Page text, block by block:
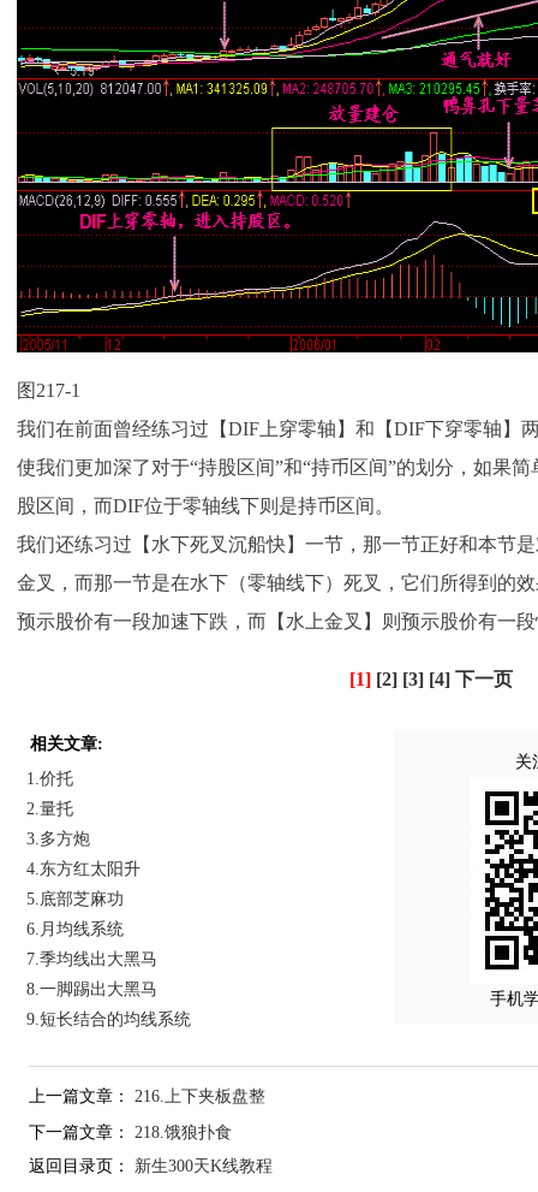
图217-1
我们在前面曾经练习过【DIF上穿零轴】和【DIF下穿零轴】
使我们更加深了对于“持股区间”和“持币区间”的划分，如果
股区间，而DIF位于零轴线下则是持币区间。
我们还练习过【水下死叉沉船快】一节，那一节正好和本节
金叉，而那一节是在水下（零轴线下）死叉，它们所得到的
预示股价有一段加速下跌，而【水上金叉】则预示股价有一
[1] [2] [3] [4] 下一页
相关文章:
1.价托
2.量托
3.多方炮
4.东方红太阳升
5.底部芝麻功
6.月均线系统
7.季均线出大黑马
8.一脚踢出大黑马
9.短长结合的均线系统
关
手机
上一篇文章： 216.上下夹板盘整
下一篇文章： 218.饿狼扑食
返回目录页： 新生300天K线教程